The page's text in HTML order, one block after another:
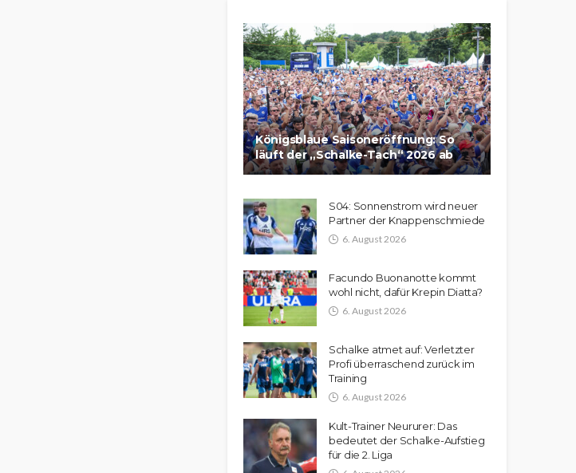
Königsblaue Saisoneröffnung: So
läuft der „Schalke-Tach“ 2026 ab
S04: Sonnenstrom wird neuer
Partner der Knappenschmiede
6. August 2026
Facundo Buonanotte kommt
wohl nicht, dafür Krepin Diatta?
6. August 2026
Schalke atmet auf: Verletzter
Profi überraschend zurück im
Training
6. August 2026
Kult-Trainer Neururer: Das
bedeutet der Schalke-Aufstieg
für die 2. Liga